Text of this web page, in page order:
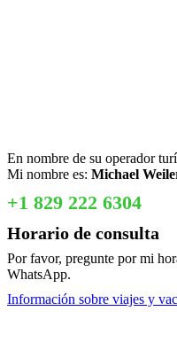
En nombre de su operador
Mi nombre es: Michael
+1 829 222 6304
Horario de consulta
Por favor, pregunte por mi
WhatsApp.
Información sobre viajes y